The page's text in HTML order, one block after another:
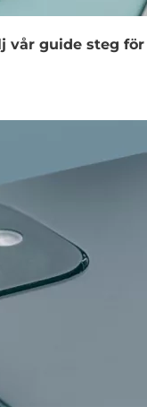
vår guide steg